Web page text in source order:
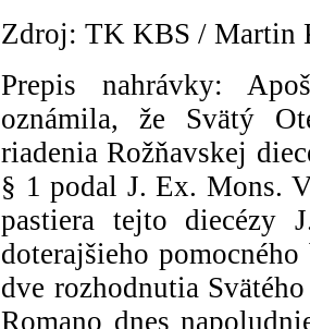
Zdroj: TK KBS / Martin
Prepis nahrávky:
oznámila, že Svätý
riadenia Rožňavskej
§ 1 podal J. Ex. Mons.
pastiera tejto diecézy
doterajšieho
dve rozhodnutia
Romano dnes